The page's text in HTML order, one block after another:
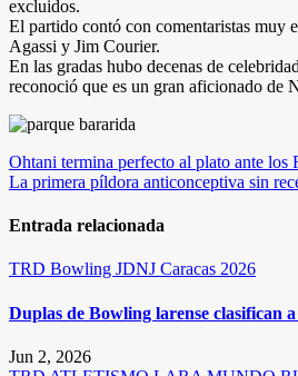
excluidos.
El partido contó con comentaristas muy
Agassi y Jim Courier.
En las gradas hubo decenas de
reconoció que es un gran aficionado de
Navegación
de
entradas
Ohtani termina perfecto al plato ante los
La primera píldora anticonceptiva sin
Entrada relacionada
TRD Bowling JDNJ Caracas 2026
Duplas de Bowling larense clasifican
Jun 2, 2026